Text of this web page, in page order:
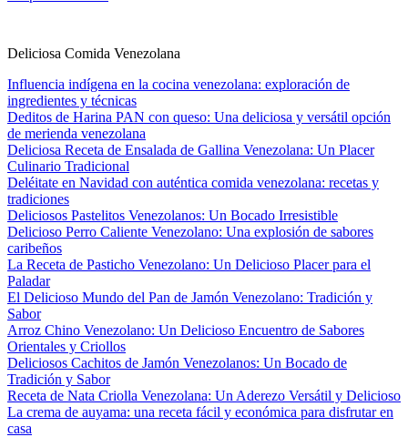
Deliciosa Comida Venezolana
Influencia indígena en la cocina venezolana: exploración de
ingredientes y técnicas
Deditos de Harina PAN con queso: Una deliciosa y versátil opción
de merienda venezolana
Deliciosa Receta de Ensalada de Gallina Venezolana: Un Placer
Culinario Tradicional
Deléitate en Navidad con auténtica comida venezolana: recetas y
tradiciones
Deliciosos Pastelitos Venezolanos: Un Bocado Irresistible
Delicioso Perro Caliente Venezolano: Una explosión de sabores
caribeños
La Receta de Pasticho Venezolano: Un Delicioso Placer para el
Paladar
El Delicioso Mundo del Pan de Jamón Venezolano: Tradición y
Sabor
Arroz Chino Venezolano: Un Delicioso Encuentro de Sabores
Orientales y Criollos
Deliciosos Cachitos de Jamón Venezolanos: Un Bocado de
Tradición y Sabor
Receta de Nata Criolla Venezolana: Un Aderezo Versátil y Delicioso
La crema de auyama: una receta fácil y económica para disfrutar en
casa